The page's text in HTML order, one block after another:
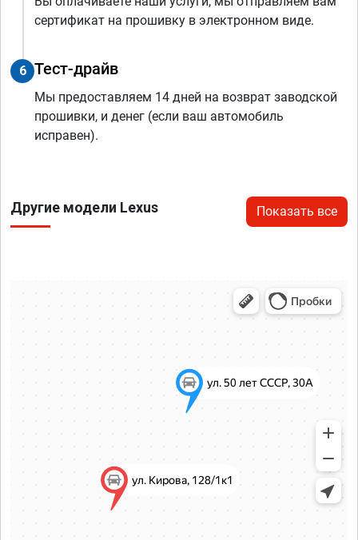
сертификат на прошивку в электронном виде.
6 Тест-драйв
Мы предоставляем 14 дней на возврат заводской
прошивки, и денег (если ваш автомобиль
исправен).
Другие модели Lexus Показать все